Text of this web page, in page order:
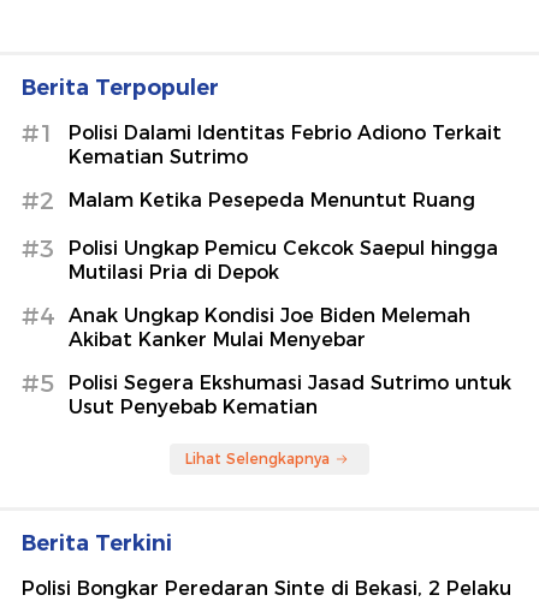
Berita Terpopuler
#1
Polisi Dalami Identitas Febrio Adiono Terkait
Kematian Sutrimo
#2 Malam Ketika Pesepeda Menuntut Ruang
#3
Polisi Ungkap Pemicu Cekcok Saepul hingga
Mutilasi Pria di Depok
#4
Anak Ungkap Kondisi Joe Biden Melemah
Akibat Kanker Mulai Menyebar
#5
Polisi Segera Ekshumasi Jasad Sutrimo untuk
Usut Penyebab Kematian
Lihat Selengkapnya
Berita Terkini
Polisi Bongkar Peredaran Sinte di Bekasi, 2 Pelaku